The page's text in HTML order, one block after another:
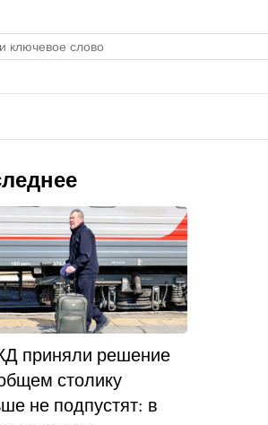
приняли решение
столику
не подпустят: в